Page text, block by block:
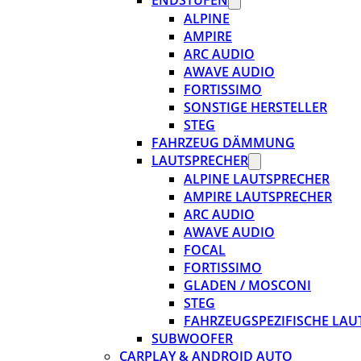
ALPINE
AMPIRE
ARC AUDIO
AWAVE AUDIO
FORTISSIMO
SONSTIGE HERSTELLER
STEG
FAHRZEUG DÄMMUNG
LAUTSPRECHER
ALPINE LAUTSPRECHER
AMPIRE LAUTSPRECHER
ARC AUDIO
AWAVE AUDIO
FOCAL
FORTISSIMO
GLADEN / MOSCONI
STEG
FAHRZEUGSPEZIFISCHE
SUBWOOFER
CARPLAY & ANDROID AUTO